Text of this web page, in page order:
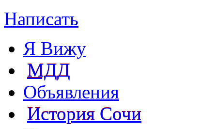
Написать
Я Вижу
МДД
Объявления
История Сочи